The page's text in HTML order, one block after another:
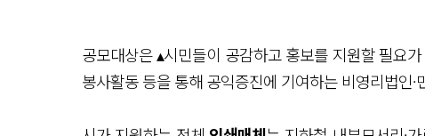
공모대상은 ▴시민들이 공감하고 홍보를 지원할 필요
봉사활동 등을 통해 공익증진에 기여하는 비영리법인